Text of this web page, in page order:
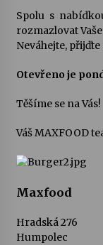
Spolu s
rozmazlovat
Neváhejte,
Otevřeno je
Těšíme se na Vás!
Váš MAXFOOD
Maxfood
Hradská 276
Humpolec